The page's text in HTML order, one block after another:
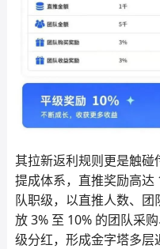
其拉新返利规则更是触
提成体系，直推奖励高达
队职级，以直推人数、
放 3% 至 10% 的团队采
级分红，形成金字塔多